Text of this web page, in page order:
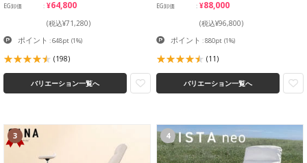
EG卸価 ¥64,800
(税込¥71,280)
ポイント : 648pt (1%)
(198)
バリエーション一覧へ
EG卸価 ¥88,000
(税込¥96,800)
ポイント : 880pt (1%)
(11)
バリエーション一覧へ
3 4